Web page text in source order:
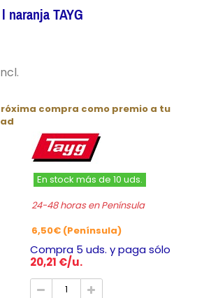
naranja TAYG
compra como premio a tu
En stock más de 10 uds.
24-48 horas en Península
6,50€ (Península)
Compra 5 uds. y paga sólo
20,21 €/u.